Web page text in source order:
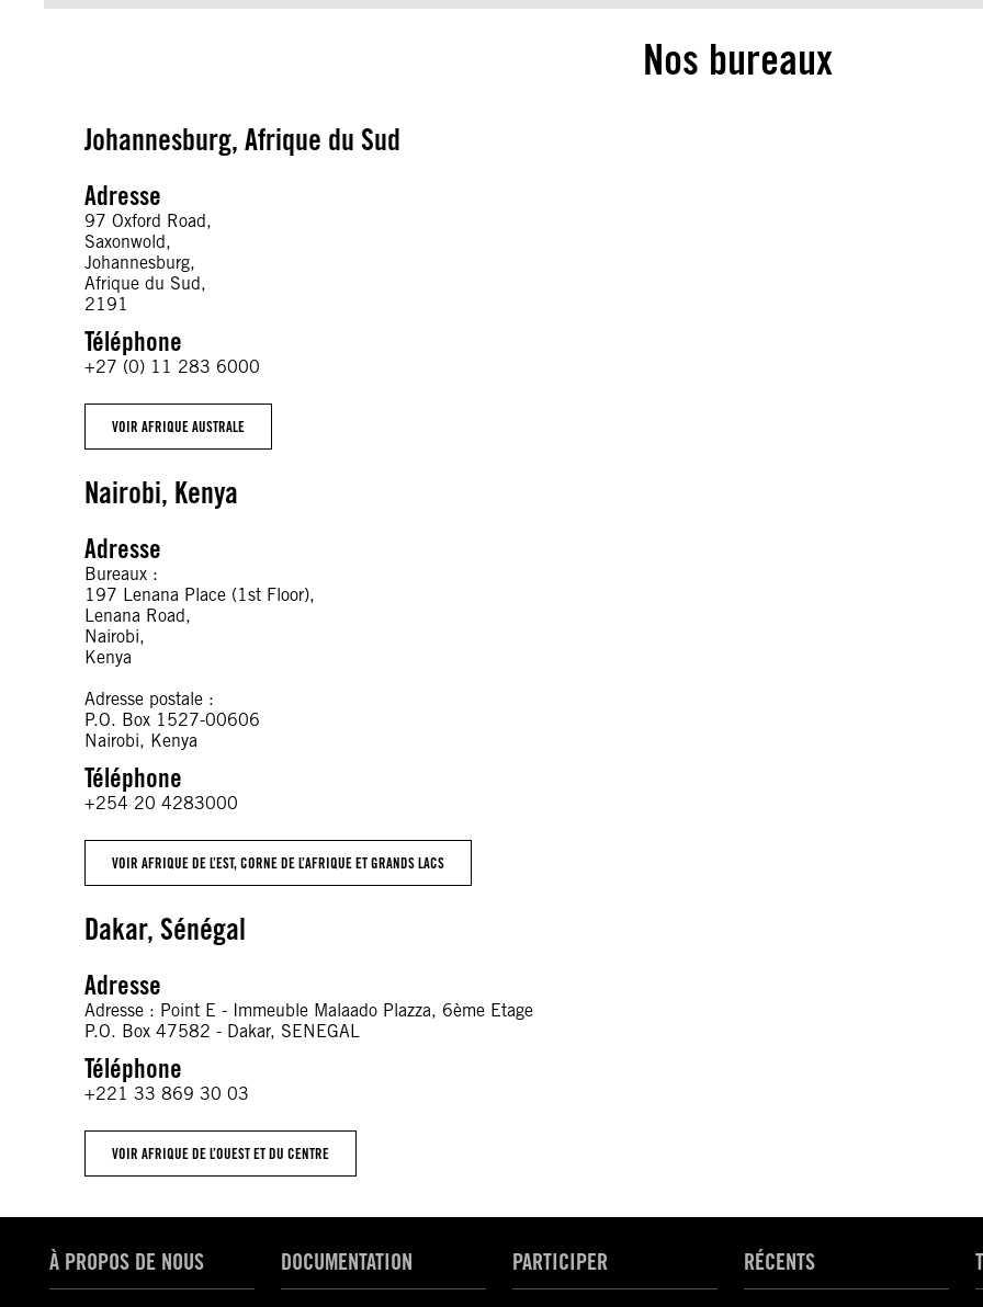
Nos bureaux
Johannesburg, Afrique du Sud
Adresse
97 Oxford Road,
Saxonwold,
Johannesburg,
Afrique du Sud,
2191
Téléphone
+27 (0) 11 283 6000
VOIR AFRIQUE AUSTRALE
Nairobi, Kenya
Adresse
Bureaux :
197 Lenana Place (1st Floor),
Lenana Road,
Nairobi,
Kenya
Adresse postale :
P.O. Box 1527-00606
Nairobi, Kenya
Téléphone
+254 20 4283000
VOIR AFRIQUE DE L’EST, CORNE DE L’AFRIQUE ET GRANDS LACS
Dakar, Sénégal
Adresse
Adresse : Point E - Immeuble Malaado Plazza, 6ème Etage
P.O. Box 47582 - Dakar, SENEGAL
Téléphone
+221 33 869 30 03
VOIR AFRIQUE DE L’OUEST ET DU CENTRE
À PROPOS DE NOUS DOCUMENTATION PARTICIPER RÉCENTS